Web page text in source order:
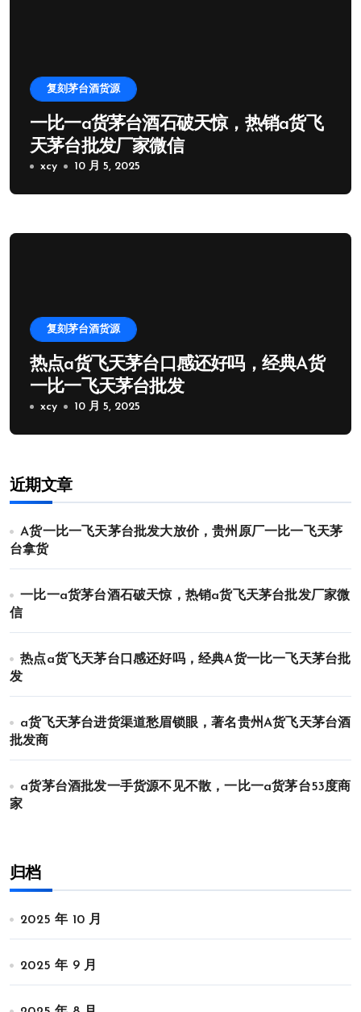
复刻茅台酒货源
一比一a货茅台酒石破天惊，热销a货飞
天茅台批发厂家微信
xcy 10 月 5, 2025
复刻茅台酒货源
热点a货飞天茅台口感还好吗，经典A货
一比一飞天茅台批发
xcy 10 月 5, 2025
近期文章
A货一比一飞天茅台批发大放价，贵州原厂一比一飞天茅
台拿货
一比一a货茅台酒石破天惊，热销a货飞天茅台批发厂家微
信
热点a货飞天茅台口感还好吗，经典A货一比一飞天茅台批
发
a货飞天茅台进货渠道愁眉锁眼，著名贵州A货飞天茅台酒
批发商
a货茅台酒批发一手货源不见不散，一比一a货茅台53度商
家
归档
2025 年 10 月
2025 年 9 月